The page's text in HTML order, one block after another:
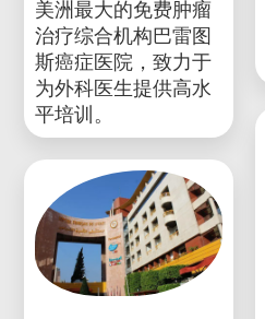
美洲最大的免费肿瘤
治疗综合机构巴雷图
斯癌症医院，致力于
为外科医生提供高水
平培训。